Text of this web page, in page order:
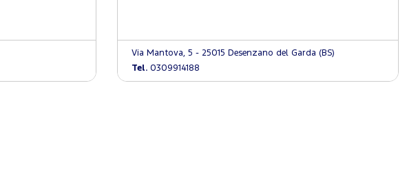
Via Mantova, 5 - 25015 Desenzano del Garda (BS)
Tel.0309914188